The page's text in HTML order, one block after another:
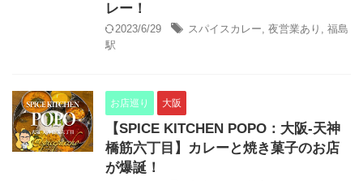
レー！
2023/6/29 スパイスカレー, 夜営業あり , 福島
駅
お店巡り 大阪
【SPICE KITCHEN POPO：大阪-天神
橋筋六丁目】カレーと焼き菓子のお店
が爆誕！